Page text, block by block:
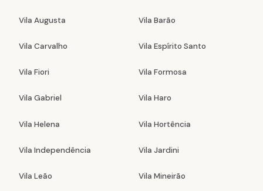
Vila Augusta Vila Barão
Vila Carvalho Vila Espírito Santo
Vila Fiori Vila Formosa
Vila Gabriel Vila Haro
Vila Helena Vila Hortência
Vila Independência Vila Jardini
Vila Leão Vila Mineirão